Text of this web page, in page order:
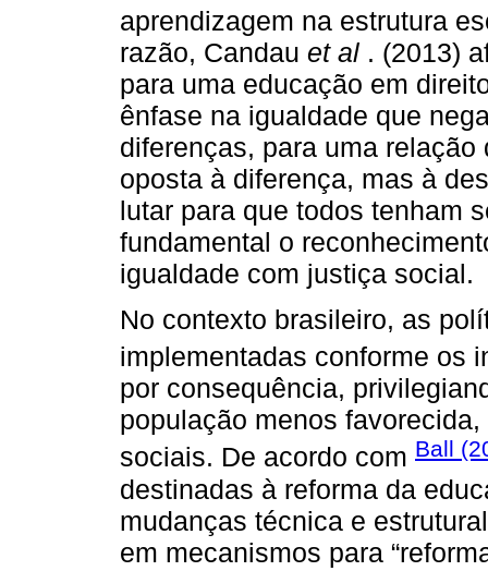
aprendizagem na estrutura
razão, Candau et al . (2013)
para uma educação em
ênfase na igualdade que
diferenças, para uma
oposta à diferença, mas à
lutar para que todos tenham
fundamental o
igualdade com justiça social.
No contexto brasileiro, as
implementadas conforme os
por consequência,
população menos
sociais. De acordo com Ball
destinadas à reforma da
mudanças técnica e
em mecanismos para